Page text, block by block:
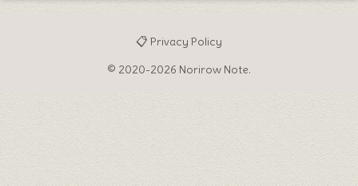
📋 Privacy Policy
© 2020-2026 Norirow Note.